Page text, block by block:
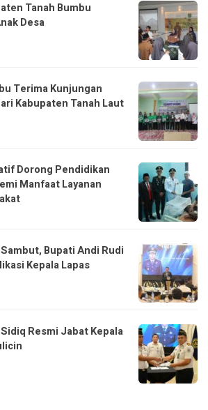
Tanah Bumbu
Desa
Terima Kunjungan
Kabupaten Tanah Laut
Dorong Pendidikan
Manfaat Layanan
Bupati Andi Rudi
Kepala Lapas
Resmi Jabat Kepala